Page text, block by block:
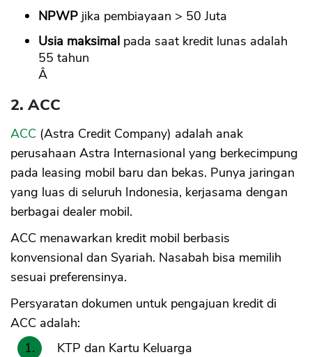
NPWP jika pembiayaan > 50 Juta
Usia maksimal pada saat kredit lunas adalah
55 tahun
Â
2. ACC
ACC (Astra Credit Company) adalah anak
perusahaan Astra Internasional yang berkecimpung
pada leasing mobil baru dan bekas. Punya jaringan
yang luas di seluruh Indonesia, kerjasama dengan
berbagai dealer mobil.
ACC menawarkan kredit mobil berbasis
konvensional dan Syariah. Nasabah bisa memilih
sesuai preferensinya.
Persyaratan dokumen untuk pengajuan kredit di
ACC adalah:
KTP dan Kartu Keluarga